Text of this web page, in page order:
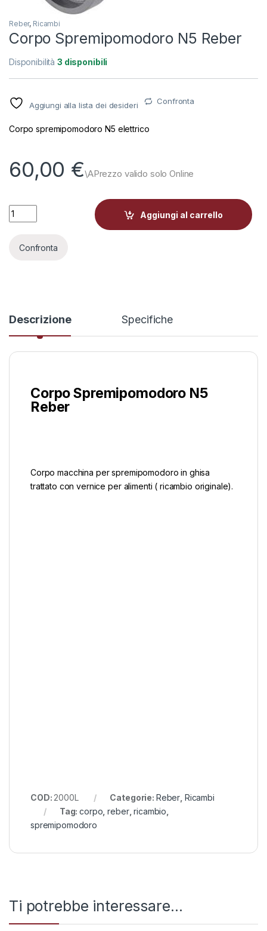
Reber, Ricambi
Corpo Spremipomodoro N5 Reber
Disponibilità3 disponibili
Aggiungi alla lista dei desideri Confronta
Corpo spremipomodoro N5 elettrico
60,00 €
Corpo Spremipomodoro N5 Reber quantity
Aggiungi al carrello
Confronta
Descrizione Specifiche
Corpo Spremipomodoro N5
Reber
Corpo macchina per spremipomodoro in ghisa
trattato con vernice per alimenti ( ricambio originale).
COD: 2000L Categorie: Reber Ricambi
Tag:corpo ,reber,ricambio
spremipomodoro
Ti potrebbe interessare…